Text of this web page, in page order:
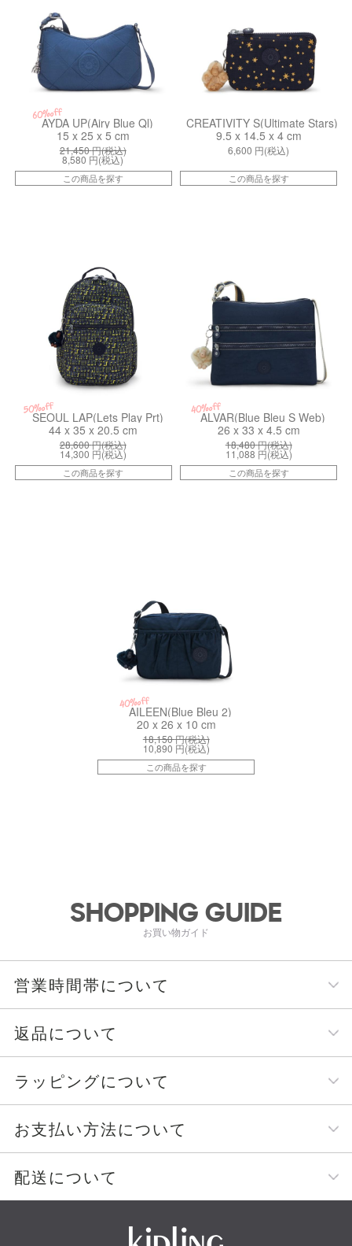
60%off
AYDA UP(Airy Blue Ql)
15 x 25 x 5 cm
21,450円(税込)
8,580 円(税込)
この商品を探す
CREATIVITY S(Ultimate Stars)
9.5 x 14.5 x 4 cm
6,600 円(税込)
この商品を探す
50%off
SEOUL LAP(Lets Play Prt)
44 x 35 x 20.5 cm
28,600円(税込)
14,300 円(税込)
この商品を探す
40%off
ALVAR(Blue Bleu S Web)
26 x 33 x 4.5 cm
18,480円(税込)
11,088 円(税込)
この商品を探す
40%off
AILEEN(Blue Bleu 2)
20 x 26 x 10 cm
18,150円(税込)
10,890 円(税込)
この商品を探す
SHOPPING GUIDE
お買い物ガイド
営業時間帯について
返品について
ラッピングについて
お支払い方法について
配送について